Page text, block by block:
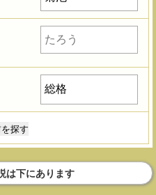
は下にあります